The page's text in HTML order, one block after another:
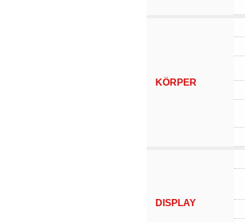
KÖRPER
DISPLAY